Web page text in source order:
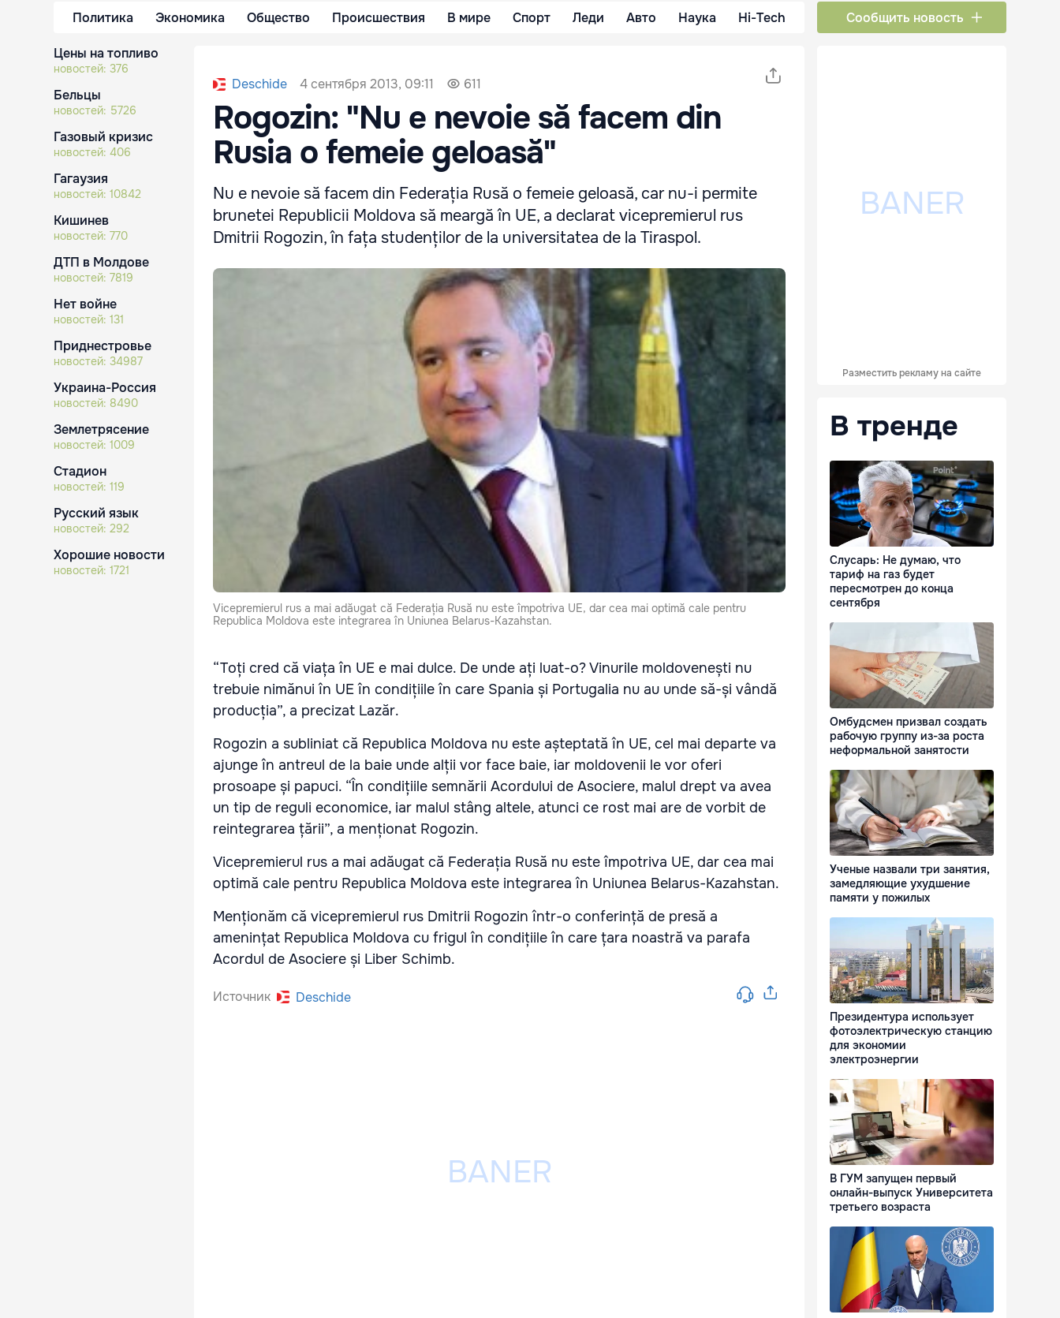
Политика Экономика Общество Происшествия В мире Спорт Леди Авто Наука Hi-Tech Сообщить новость
Цены на топливо
новостей: 376
Бельцы
новостей: 5726
Газовый кризис
новостей: 406
Гагаузия
новостей: 10842
Кишинев
новостей: 770
ДТП в Молдове
новостей: 7819
Нет войне
новостей: 131
Приднестровье
новостей: 34987
Украина-Россия
новостей: 8490
Землетрясение
новостей: 1009
Стадион
новостей: 119
Русский язык
новостей: 292
Хорошие новости
новостей: 1721
Deschide 4 сентября 2013, 09:11 611
Rogozin: "Nu e nevoie să facem din
Rusia o femeie geloasă"
Nu e nevoie să facem din Federația Rusă o femeie geloasă, car nu-i permite
brunetei Republicii Moldova să meargă în UE, a declarat vicepremierul rus
Dmitrii Rogozin, în fața studenților de la universitatea de la Tiraspol.
Vicepremierul rus a mai adăugat că Federația Rusă nu este împotriva UE, dar cea mai optimă cale pentru
Republica Moldova este integrarea în Uniunea Belarus-Kazahstan.
“Toți cred că viața în UE e mai dulce. De unde ați luat-o? Vinurile moldovenești nu
trebuie nimănui în UE în condițiile în care Spania și Portugalia nu au unde să-și vândă
producția”, a precizat Lazăr.
Rogozin a subliniat că Republica Moldova nu este așteptată în UE, cel mai departe va
ajunge în antreul de la baie unde alții vor face baie, iar moldovenii le vor oferi
prosoape și papuci. “În condițiile semnării Acordului de Asociere, malul drept va avea
un tip de reguli economice, iar malul stâng altele, atunci ce rost mai are de vorbit de
reintegrarea țării”, a menționat Rogozin.
Vicepremierul rus a mai adăugat că Federația Rusă nu este împotriva UE, dar cea mai
optimă cale pentru Republica Moldova este integrarea în Uniunea Belarus-Kazahstan.
Menționăm că vicepremierul rus Dmitrii Rogozin într-o conferință de presă a
amenințat Republica Moldova cu frigul în condițiile în care țara noastră va parafa
Acordul de Asociere și Liber Schimb.
Источник Deschide
Разместить рекламу на сайте
В тренде
Слусарь: Не думаю, что
тариф на газ будет
пересмотрен до конца
сентября
Омбудсмен призвал создать
рабочую группу из-за роста
неформальной занятости
Ученые назвали три занятия,
замедляющие ухудшение
памяти у пожилых
Президентура использует
фотоэлектрическую станцию
для экономии
электроэнергии
В ГУМ запущен первый
онлайн-выпуск Университета
третьего возраста